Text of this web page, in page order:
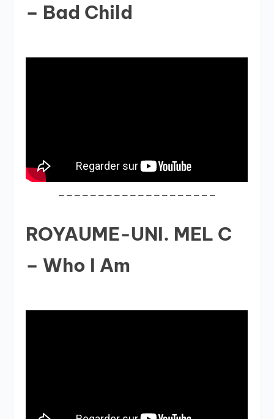
– Bad Child
____________________
ROYAUME-UNI. MEL C
– Who I Am